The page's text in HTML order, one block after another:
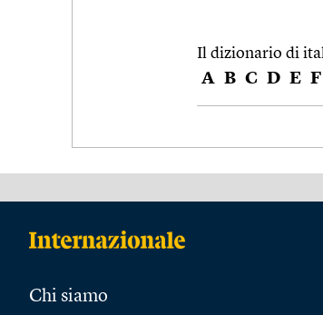
Il dizionario di
A B C D E F
Chi siamo